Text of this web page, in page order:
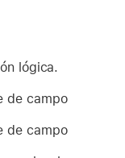
lógica.
de campo
de campo